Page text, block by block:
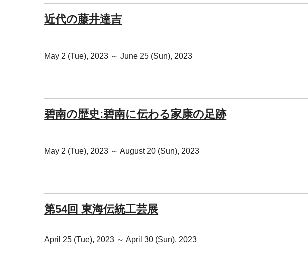
近代の藤井達吉
May 2 (Tue), 2023 ～ June 25 (Sun), 2023
碧南の歴史:碧南に伝わる家康の足跡
May 2 (Tue), 2023 ～ August 20 (Sun), 2023
第54回 東海伝統工芸展
April 25 (Tue), 2023 ～ April 30 (Sun), 2023